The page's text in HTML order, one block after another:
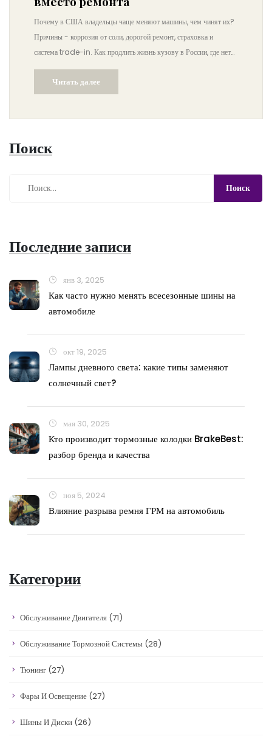
Почему в США владельцы чаще меняют машины, чем чинят их?
Причины - коррозия от соли, дорогой ремонт, страховка и
система trade-in. Как продлить жизнь кузову в России, где нет
соли на дорогах.
Читать далее
Поиск
Последние записи
янв 3, 2025
Как часто нужно менять всесезонные шины на
автомобиле
окт 19, 2025
Лампы дневного света: какие типы заменяют
солнечный свет?
мая 30, 2025
Кто производит тормозные колодки BrakeBest:
разбор бренда и качества
ноя 5, 2024
Влияние разрыва ремня ГРМ на автомобиль
Категории
Обслуживание Двигателя (71)
Обслуживание Тормозной Системы (28)
Тюнинг (27)
Фары И Освещение (27)
Шины И Диски (26)